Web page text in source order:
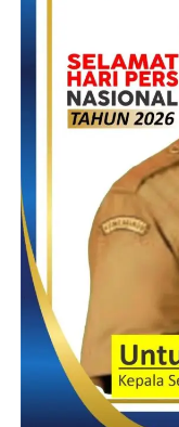
hầu cũng như trường
cứu giúp để tiếp cận
cũng như sự kiện
hỏi và kết nối. Điều
rộng ra mạng lưới mà
technology cuộc
mang đến hiện thực
rằng, nuốm đổi chẳng
về câu hỏi giải quyết
và thành tựu.
Các cột
trong phát
Trong hành trình phát
hầu cũng như cột